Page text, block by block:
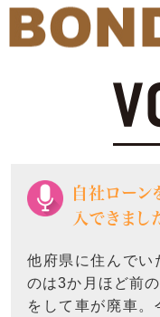
自社ローン
入できまし
他府県に住んでい
のは3か月ほど前
をして車が廃車